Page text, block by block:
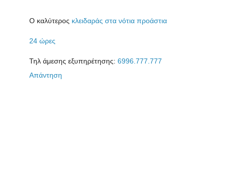
Ο καλύτερος κλειδαράς στα νότια προάστια
24 ώρες
Τηλ άμεσης εξυπηρέτησης: 6996.777.777
Απάντηση